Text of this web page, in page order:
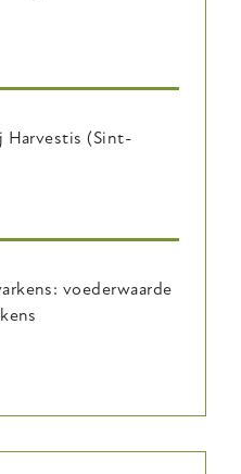
Harvestis (Sint-
voederwaarde